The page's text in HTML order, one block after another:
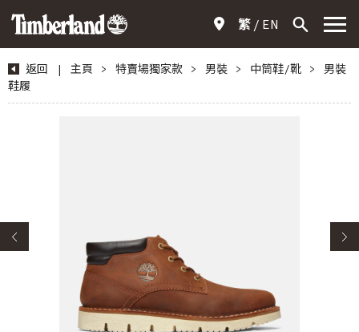
繁 EN
返回 | 主頁 > 特賣場獨家款 > 男裝 > 中筒鞋/靴 >
男裝
鞋履